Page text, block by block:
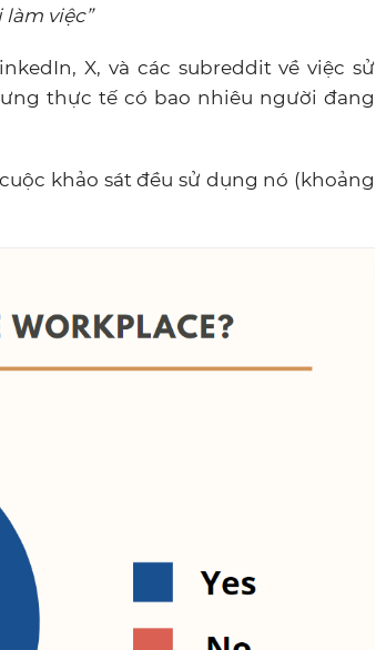
việc”
X, và các subreddit về việc sử
thực tế có bao nhiêu người đang
khảo sát đều sử dụng nó (khoảng